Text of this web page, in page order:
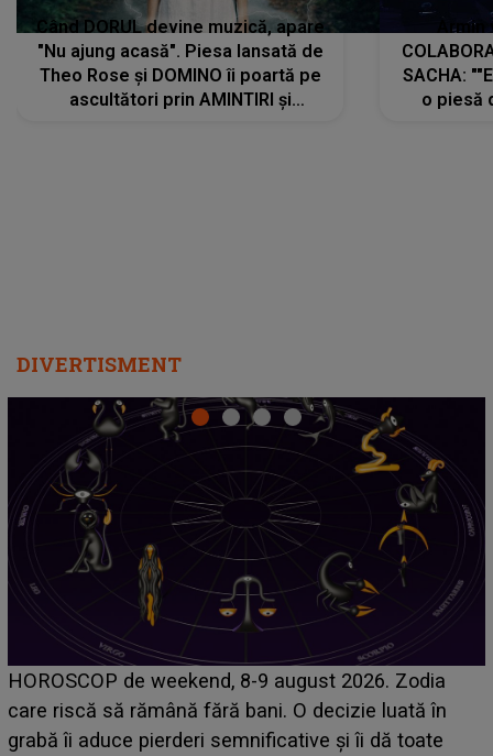
Când DORUL devine muzică, apare
"Nu ajung acasă". Piesa lansată de
Theo Rose și DOMINO îi poartă pe
ascultători prin AMINTIRI și
SACHA:
o piesă
DIVERTISMENT
Emanuel a ținut ACEST DETALIU ASCUNS până
acum! În fața Alexandrei, concurentul din Casa Iubirii
face o MĂRTURISIRE NEAȘTEPTATĂ despre mama